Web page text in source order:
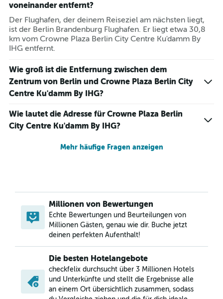
voneinander entfernt?
Der Flughafen, der deinem Reiseziel am nächsten liegt,
ist der Berlin Brandenburg Flughafen. Er liegt etwa 30,8
km vom Crowne Plaza Berlin City Centre Ku'damm By
IHG entfernt.
Wie groß ist die Entfernung zwischen dem
Zentrum von Berlin und Crowne Plaza Berlin City
Centre Ku'damm By IHG?
Wie lautet die Adresse für Crowne Plaza Berlin
City Centre Ku'damm By IHG?
Mehr häufige Fragen anzeigen
Millionen von Bewertungen
Echte Bewertungen und Beurteilungen von
Millionen Gästen, genau wie dir. Buche jetzt
deinen perfekten Aufenthalt!
Die besten Hotelangebote
checkfelix durchsucht über 3 Millionen Hotels
und Unterkünfte und stellt die Ergebnisse alle
an einem Ort übersichtlich zusammen, sodass